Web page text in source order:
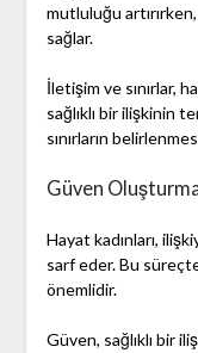
mutluluğu
sağlar.
İletişim ve sınırlar,
sağlıklı bir ilişkinin
sınırların
Güven
Hayat kadınları,
sarf eder. Bu
önemlidir.
Güven, sağlıklı bir